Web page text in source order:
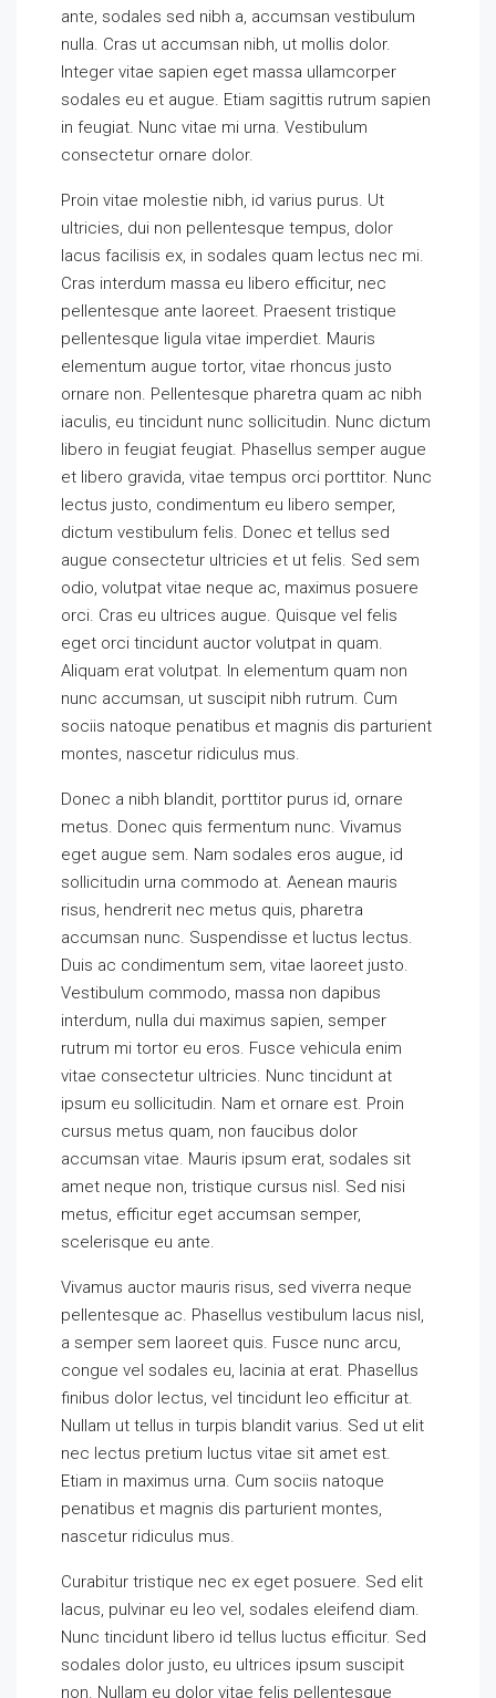
ante, sodales sed nibh a, accumsan vestibulum
nulla. Cras ut accumsan nibh, ut mollis dolor.
Integer vitae sapien eget massa ullamcorper
sodales eu et augue. Etiam sagittis rutrum sapien
in feugiat. Nunc vitae mi urna. Vestibulum
consectetur ornare dolor.
Proin vitae molestie nibh, id varius purus. Ut
ultricies, dui non pellentesque tempus, dolor
lacus facilisis ex, in sodales quam lectus nec mi.
Cras interdum massa eu libero efficitur, nec
pellentesque ante laoreet. Praesent tristique
pellentesque ligula vitae imperdiet. Mauris
elementum augue tortor, vitae rhoncus justo
ornare non. Pellentesque pharetra quam ac nibh
iaculis, eu tincidunt nunc sollicitudin. Nunc dictum
libero in feugiat feugiat. Phasellus semper augue
et libero gravida, vitae tempus orci porttitor. Nunc
lectus justo, condimentum eu libero semper,
dictum vestibulum felis. Donec et tellus sed
augue consectetur ultricies et ut felis. Sed sem
odio, volutpat vitae neque ac, maximus posuere
orci. Cras eu ultrices augue. Quisque vel felis
eget orci tincidunt auctor volutpat in quam.
Aliquam erat volutpat. In elementum quam non
nunc accumsan, ut suscipit nibh rutrum. Cum
sociis natoque penatibus et magnis dis parturient
montes, nascetur ridiculus mus.
Donec a nibh blandit, porttitor purus id, ornare
metus. Donec quis fermentum nunc. Vivamus
eget augue sem. Nam sodales eros augue, id
sollicitudin urna commodo at. Aenean mauris
risus, hendrerit nec metus quis, pharetra
accumsan nunc. Suspendisse et luctus lectus.
Duis ac condimentum sem, vitae laoreet justo.
Vestibulum commodo, massa non dapibus
interdum, nulla dui maximus sapien, semper
rutrum mi tortor eu eros. Fusce vehicula enim
vitae consectetur ultricies. Nunc tincidunt at
ipsum eu sollicitudin. Nam et ornare est. Proin
cursus metus quam, non faucibus dolor
accumsan vitae. Mauris ipsum erat, sodales sit
amet neque non, tristique cursus nisl. Sed nisi
metus, efficitur eget accumsan semper,
scelerisque eu ante.
Vivamus auctor mauris risus, sed viverra neque
pellentesque ac. Phasellus vestibulum lacus nisl,
a semper sem laoreet quis. Fusce nunc arcu,
congue vel sodales eu, lacinia at erat. Phasellus
finibus dolor lectus, vel tincidunt leo efficitur at.
Nullam ut tellus in turpis blandit varius. Sed ut elit
nec lectus pretium luctus vitae sit amet est.
Etiam in maximus urna. Cum sociis natoque
penatibus et magnis dis parturient montes,
nascetur ridiculus mus.
Curabitur tristique nec ex eget posuere. Sed elit
lacus, pulvinar eu leo vel, sodales eleifend diam.
Nunc tincidunt libero id tellus luctus efficitur. Sed
sodales dolor justo, eu ultrices ipsum suscipit
non. Nullam eu dolor vitae felis pellentesque